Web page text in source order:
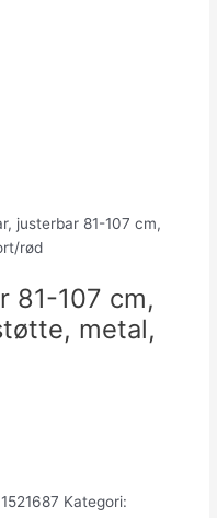
justerbar 81-107 cm,
rød
81-107 cm,
metal,
Kategori: